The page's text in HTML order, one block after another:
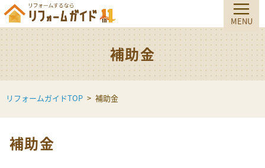
補助金
リフォームガイドTOP 補助金
補助金